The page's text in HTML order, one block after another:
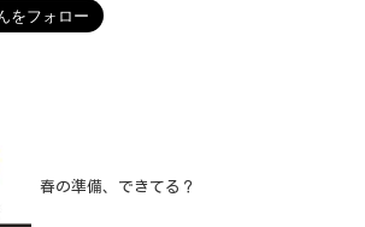
春の準備、できてる？